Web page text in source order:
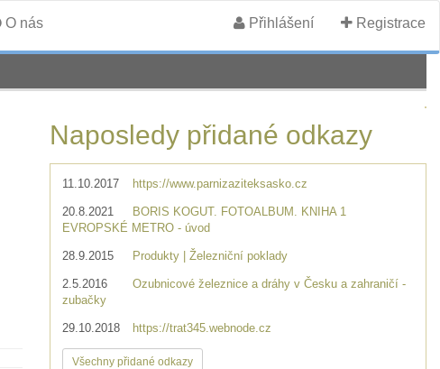
O nás Přihlášení Registrace
Naposledy přidané odkazy
11.10.2017 https://www.parnizaziteksasko.cz
20.8.2021
BORIS KOGUT. FOTOALBUM. KNIHA 1
EVROPSKÉ METRO - úvod
28.9.2015 Produkty | Železniční poklady
2.5.2016
Ozubnicové železnice a dráhy v Česku a zahraničí -
zubačky
29.10.2018 https://trat345.webnode.cz
Všechny přidané odkazy